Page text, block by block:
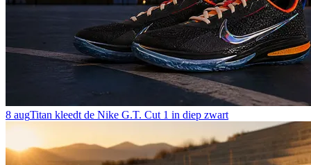
8 augTitan kleedt de Nike G.T. Cut 1 in diep zwart